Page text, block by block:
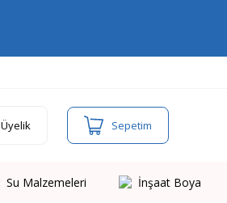
Üyelik Sepetim
Su Malzemeleri İnşaat Boya